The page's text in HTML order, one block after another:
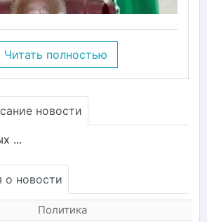
Читать полностью
новости
...
новости
Политика